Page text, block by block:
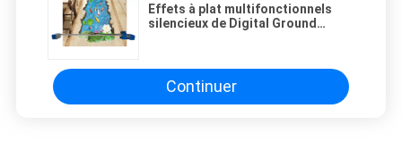
Effets à plat multifonctionnels
silencieux de Digital Ground
Continuer